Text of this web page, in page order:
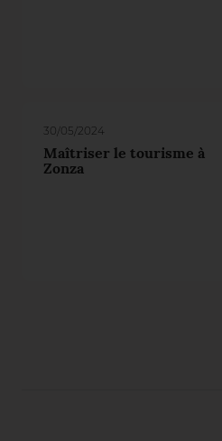
30/05/2024
Maîtriser le tourisme à
Zonza